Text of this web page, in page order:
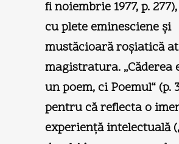
fi noiembrie 1977, p.
cu plete eminesciene şi
mustăcioară roşiatică
magistratura. „Căderea
un poem, ci Poemul“ (p.
pentru că reflecta o
experienţă intelectuală